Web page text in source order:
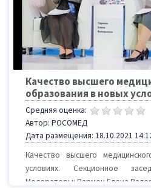
Качество высшего
образования в новых
Средняя оценка:
Автор: РОСОМЕД
Дата размещения: 18.10.2021
Качество высшего
условиях. Секционное
Модераторы: Пармон Елена